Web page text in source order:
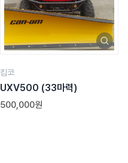
킴코
UXV500 (33마력)
500,000원